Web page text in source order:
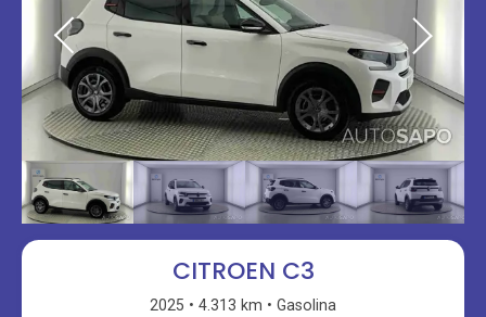
CITROEN C3
2025 4.313 km
Gasolina